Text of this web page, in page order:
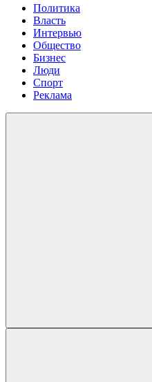
Политика
Власть
Интервью
Общество
Бизнес
Люди
Спорт
Реклама